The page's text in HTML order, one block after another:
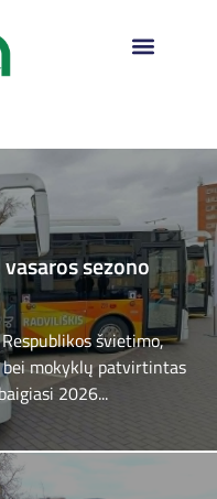
sezono
švietimo,
mokyklų patvirtintas
2026...